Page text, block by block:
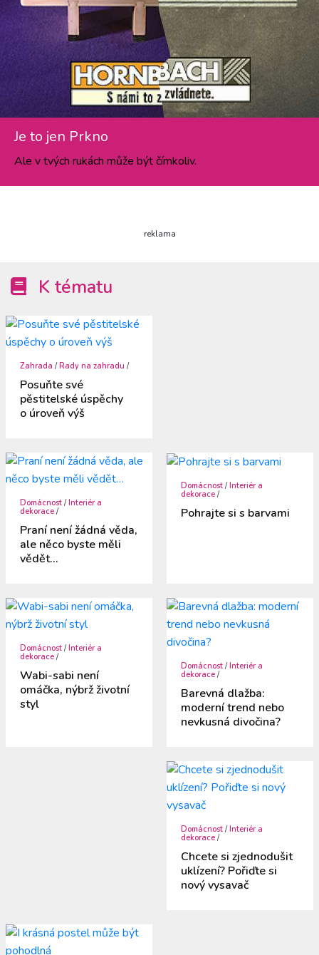
Je to jen Prkno
Ale v tvých rukách může být čímkoliv.
reklama
K tématu
Zahrada /Rady na zahradu /
Posuňte své
pěstitelské úspěchy
o úroveň výš
Domácnost /Interiér a
dekorace /
Praní není žádná věda,
ale něco byste měli
vědět…
Domácnost /Interiér a
dekorace /
Pohrajte si s barvami
Domácnost /Interiér a
dekorace /
Wabi-sabi není
omáčka, nýbrž životní
styl
Domácnost /Interiér a
dekorace /
Barevná dlažba:
moderní trend nebo
nevkusná divočina?
Domácnost /Interiér a
dekorace /
Chcete si zjednodušit
uklízení? Pořiďte si
nový vysavač